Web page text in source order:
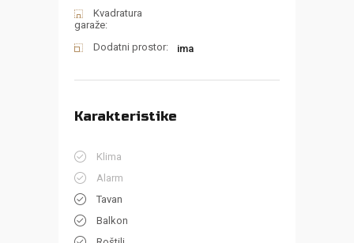
Kvadratura
garaže:
Dodatni prostor:
ima
Karakteristike
Klima
Alarm
Tavan
Balkon